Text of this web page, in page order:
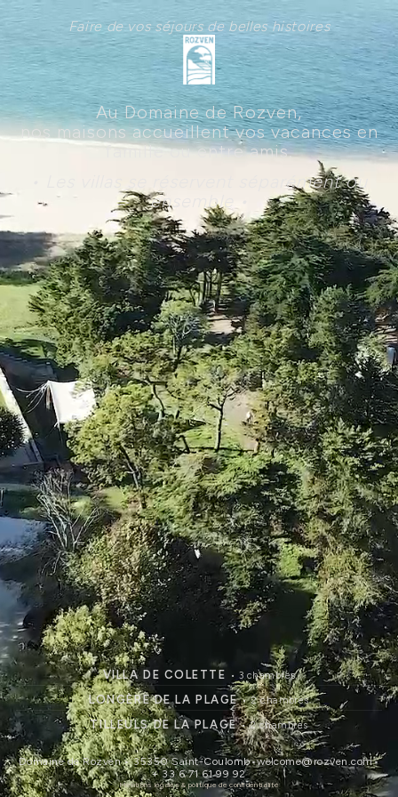
Faire de vos séjours de belles histoires
Au Domaine de Rozven,
nos maisons accueillent vos vacances en
famille ou entre amis.
• Les villas se réservent séparément ou
ensemble •
VILLA DE COLETTE • 3 chambres
LONGÈRE DE LA PLAGE• 2 chambres
TILLEULS DE LA PLAGE• 2 chambres
Domaine de Rozven • 35350 Saint-Coulomb•welcome@rozven.com•
+ 33 6 71 61 99 92
Mentions légales & politique de confidentialité